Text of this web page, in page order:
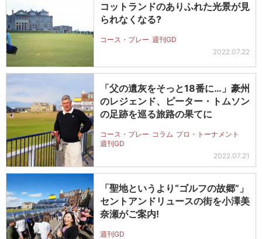
コットランドのありふれた光景が見
られなくなる?
コース・プレー 週刊GD
2022.07.22
「父の遺灰をそっと18番に…」豪州
のレジェンド、ピーター・トムソン
の足跡を巡る旅路の果てに
コース・プレー コラム プロ・トーナメント
週刊GD
2022.07.21
「聖地というより“ゴルフの故郷”」
セントアンドリュースの街を小澤美
奈瀬がご案内!
週刊GD